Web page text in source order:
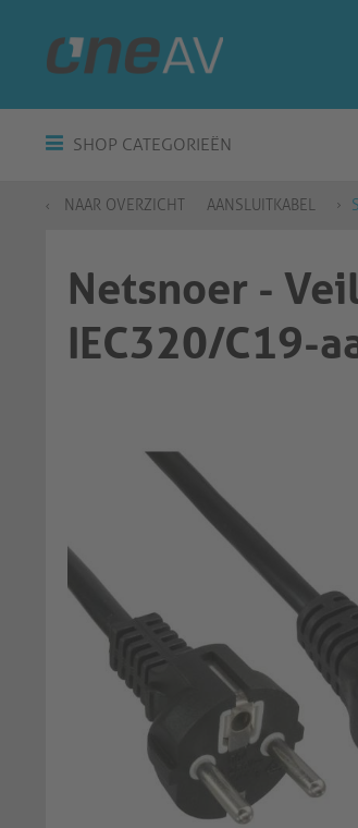
SHOP CATEGORIEËN
NAAR OVERZICHT AANSLUITKABEL
Netsnoer -
IEC320/C19-